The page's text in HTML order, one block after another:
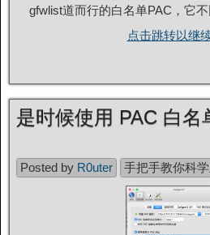
gfwlist道而行的白名单PAC，它
点击跳转以继
是时候使用 PAC 白名
Posted by R0uter 手把手教你科